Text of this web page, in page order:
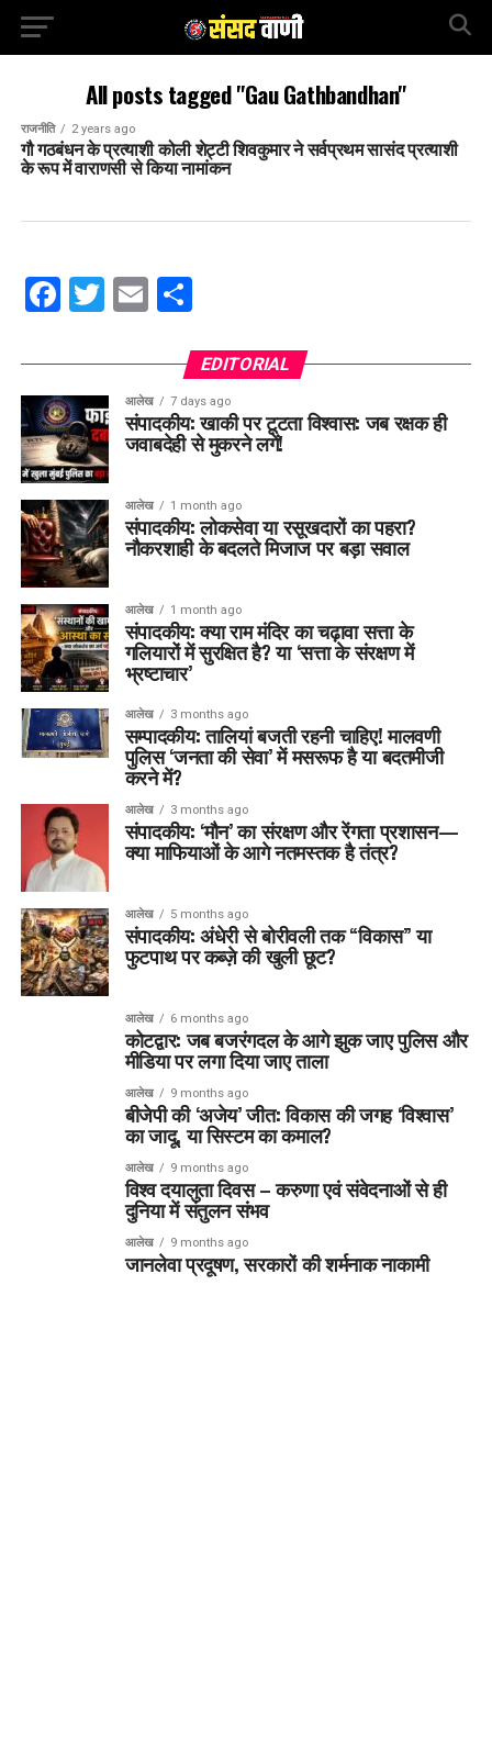
All posts tagged "Gau Gathbandhan"
राजनीति 2 years ago
गौ गठबंधन के प्रत्याशी कोली शेट्टी शिवकुमार ने सर्वप्रथम सासंद प्रत्याशी
के रूप में वाराणसी से किया नामांकन
Facebook
Twitter
EmailShare
EDITORIAL
आलेख 7 days ago
संपादकीय: खाकी पर टूटता विश्वास: जब रक्षक ही
जवाबदेही से मुकरने लगें!
आलेख 1 month ago
संपादकीय: लोकसेवा या रसूखदारों का पहरा?
नौकरशाही के बदलते मिजाज पर बड़ा सवाल
आलेख 1 month ago
संपादकीय: क्या राम मंदिर का चढ़ावा सत्ता के
गलियारों में सुरक्षित है? या ‘सत्ता के संरक्षण में
भ्रष्टाचार’
आलेख 3 months ago
सम्पादकीय: तालियां बजती रहनी चाहिए! मालवणी
पुलिस ‘जनता की सेवा’ में मसरूफ है या बदतमीजी
करने में?
आलेख 3 months ago
संपादकीय: ‘मौन’ का संरक्षण और रेंगता प्रशासन—
क्या माफियाओं के आगे नतमस्तक है तंत्र?
आलेख 5 months ago
संपादकीय: अंधेरी से बोरीवली तक “विकास” या
फुटपाथ पर कब्ज़े की खुली छूट?
आलेख 6 months ago
कोटद्वार: जब बजरंगदल के आगे झुक जाए पुलिस और
मीडिया पर लगा दिया जाए ताला
आलेख 9 months ago
बीजेपी की ‘अजेय’ जीत: विकास की जगह ‘विश्वास’
का जादू, या सिस्टम का कमाल?
आलेख 9 months ago
विश्व दयालुता दिवस – करुणा एवं संवेदनाओं से ही
दुनिया में संतुलन संभव
आलेख 9 months ago
जानलेवा प्रदूषण, सरकारों की शर्मनाक नाकामी